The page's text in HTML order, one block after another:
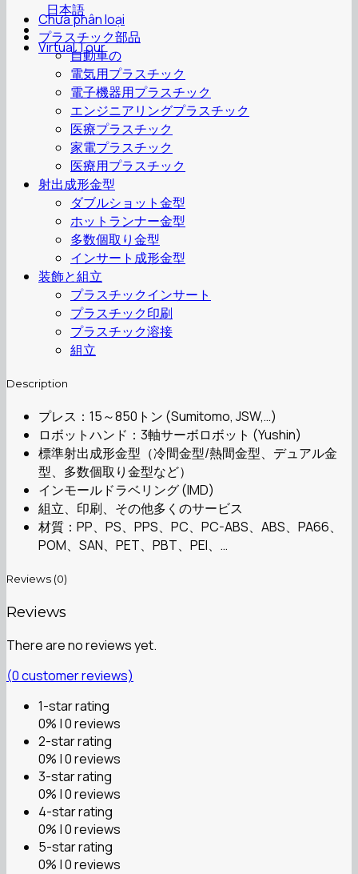
日本語
Virtual Tour
Chưa phân loại
プラスチック部品
自動車の
電気用プラスチック
電子機器用プラスチック
エンジニアリングプラスチック
医療プラスチック
家電プラスチック
医療用プラスチック
射出成形金型
ダブルショット金型
ホットランナー金型
多数個取り金型
インサート成形金型
装飾と組立
プラスチックインサート
プラスチック印刷
プラスチック溶接
組立
Description
プレス：15～850トン (Sumitomo, JSW,…)
ロボットハンド：3軸サーボロボット (Yushin)
標準射出成形金型（冷間金型/熱間金型、デュアル金
型、多数個取り金型など）
インモールドラベリング (IMD)
組立、印刷、その他多くのサービス
材質：PP、PS、PPS、PC、PC-ABS、ABS、PA66、
POM、SAN、PET、PBT、PEI、…
Reviews (0)
Reviews
There are no reviews yet.
(0customer reviews)
1-star rating
0% | 0 reviews
2-star rating
0% | 0 reviews
3-star rating
0% | 0 reviews
4-star rating
0% | 0 reviews
5-star rating
0% | 0 reviews